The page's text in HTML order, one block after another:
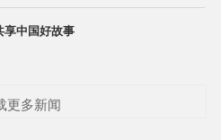
享中国好故事
更多新闻